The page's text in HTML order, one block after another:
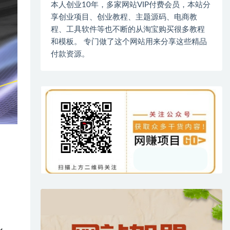
本人创业10年，多家网站VIP付费会员，本站分
享创业项目、创业教程、主题源码、电商教
程、工具软件等也不断的从淘宝购买很多教程
和模板。 专门做了这个网站用来分享这些精品
付款资源。